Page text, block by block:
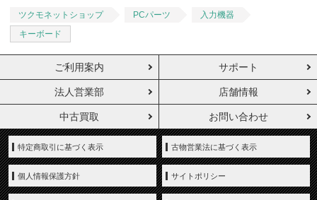
ツクモネットショップ PCパーツ
入力機器
キーボード
ご利用案内 サポート
法人営業部 店舗情報
中古買取 お問い合わせ
特定商取引に基づく表示 古物営業法に基づく表示
個人情報保護方針 サイトポリシー